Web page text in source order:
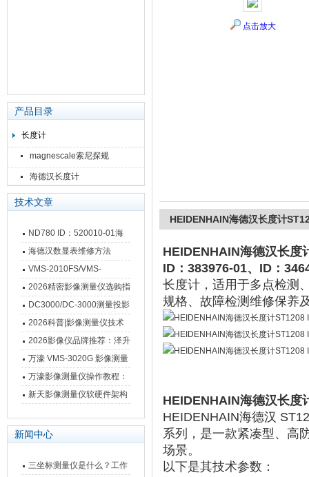
产品目录
长度计
magnescale索尼探规
海德汉长度计
技术文章
ND780 ID：520010-01海
德汉数显表故障维修内容
海德汉数显表维修方法
VMS-2010FS/VMS-
3020FS/VMS-4030FS手动
影像测量仪技术参数
2026精密影像测量仪选购指
南 靠谱品牌一站式选型推荐
DC3000/DC-3000测量投影
仪万濠数据处理器数显表故
障维修方法
2026科普|影像测量仪技术
原理、分类及选型应用
2026影像仪品牌推荐：泽升
影像测量仪选型指南
万濠 VMS-3020G 影像测量
仪技术规格与应用解析
万濠影像测量仪操作教程：
从开机到出报告，新手也能
新天影像测量仪软硬件架构
新闻中心
三坐标测量仪是什么？工作
点击放大
HEIDENHAIN海德汉长度计
HEIDENHAIN海德汉长度
ID：383976-01、ID：
长度计‌，适用于多点检测
规格、故障检测维修保养
HEIDENHAIN海德汉长度
HEIDENHAIN海德汉
系列
‌，是一款‌紧凑型、高
场景。
以下是其技术参数：